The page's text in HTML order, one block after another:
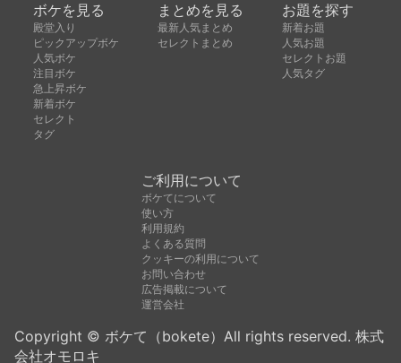
ボケを見る
殿堂入り
ピックアップボケ
人気ボケ
注目ボケ
急上昇ボケ
新着ボケ
セレクト
タグ
まとめを見る
最新人気まとめ
セレクトまとめ
お題を探す
新着お題
人気お題
セレクトお題
人気タグ
ご利用について
ボケてについて
使い方
利用規約
よくある質問
クッキーの利用について
お問い合わせ
広告掲載について
運営会社
Copyright © ボケて（bokete）All rights reserved. 株式
会社オモロキ